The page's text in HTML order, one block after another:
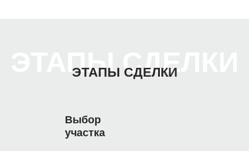
ЭТАПЫ СДЕЛКИ
ЭТАПЫ СДЕЛКИ
Выбор
участка